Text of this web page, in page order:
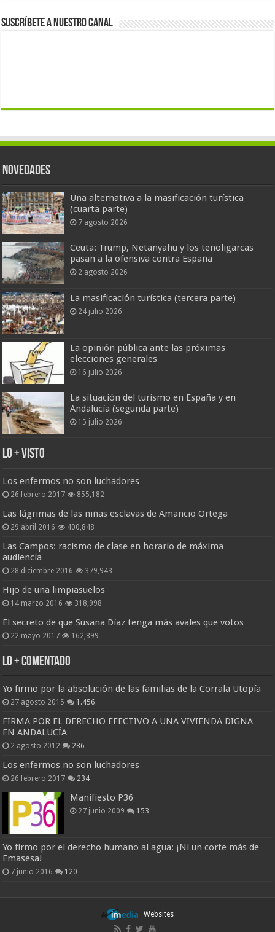
Suscríbete a nuestro canal
Novedades
Una alternativa a la masificación turística
(cuarta parte)
7 agosto 2026
Ceuta: Trump, Netanyahu y los tenoligarcas
pasan a la ofensiva contra España
2 agosto 2026
La masificación turística (tercera parte)
24 julio 2026
La opinión pública ante las próximas
elecciones generales
16 julio 2026
La situación del turismo en España y en
Andalucía (segunda parte)
15 julio 2026
Lo + Visto
Los enfermos no son luchadores
26 febrero 2017 855,182
Las lágrimas de las niñas esclavas de Amancio Ortega
29 abril 2016 400,848
Las Campos: racismo de clase en horario de máxima
audiencia
28 diciembre 2016 379,943
Hijo de una limpiasuelos
14 marzo 2016 318,998
El secreto de que Susana Díaz tenga más avales que votos
22 mayo 2017 162,899
Lo + Comentado
Yo firmo por la absolución de las familias de la Corrala Utopía
27 agosto 2015 1.456
FIRMA POR EL DERECHO EFECTIVO A UNA VIVIENDA DIGNA
EN ANDALUCÍA
2 agosto 2012 286
Los enfermos no son luchadores
26 febrero 2017 234
Manifiesto P36
27 junio 2009 153
Yo firmo por el derecho humano al agua: ¡Ni un corte más de
Emasesa!
7 junio 2016 120
Websites